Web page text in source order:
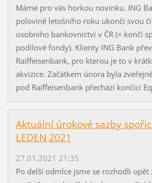
Máme pro vás horkou novinku. ING
polovině letošního roku ukončí svou
osobního bankovnictví v ČR (= končí
podílové fondy). Klienty ING Bank
Raiffeisenbank, pro kterou je to v
akvizice. Začátkem února byla
pod Raiffeisenbank přechází končící
Aktuální úrokové sazby
LEDEN 2021
27.01.2021 21:35
Po delší odmlce jsme se rozhodli opět